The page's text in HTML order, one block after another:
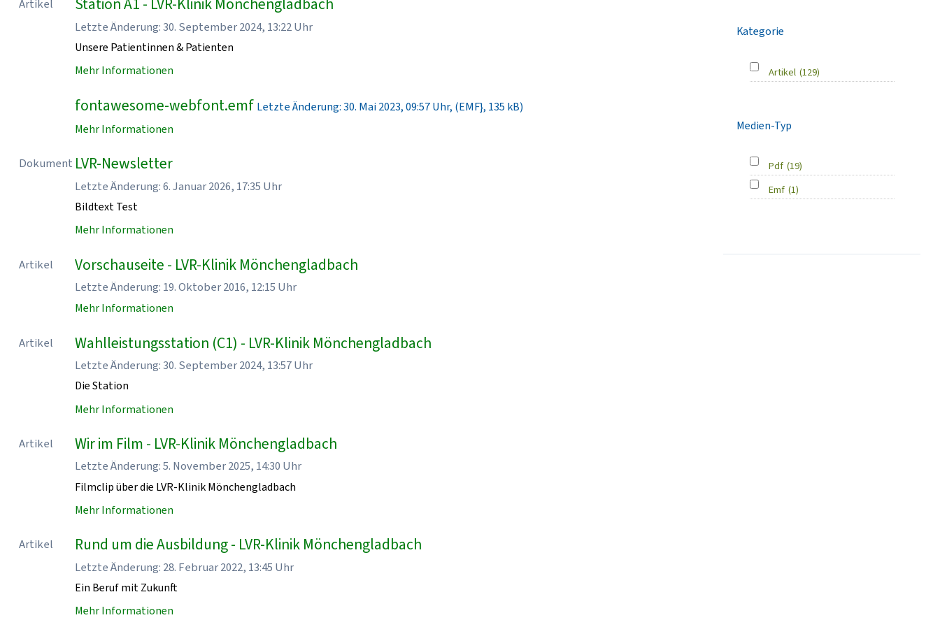
Artikel
Letzte Änderung: 30. September 2024, 13:22 Uhr
Unsere Patientinnen & Patienten
Mehr Informationen
fontawesome-webfont.emf Letzte Änderung: 30. Mai 2023, 09:57 Uhr, (EMF}, 135 kB)
Mehr Informationen
Dokument LVR-Newsletter
Letzte Änderung: 6. Januar 2026, 17:35 Uhr
Bildtext Test
Mehr Informationen
Artikel Vorschauseite - LVR-Klinik Mönchengladbach
Letzte Änderung: 19. Oktober 2016, 12:15 Uhr
Mehr Informationen
Artikel Wahlleistungsstation (C1) - LVR-Klinik Mönchengladbach
Letzte Änderung: 30. September 2024, 13:57 Uhr
Die Station
Mehr Informationen
Artikel Wir im Film - LVR-Klinik Mönchengladbach
Letzte Änderung: 5. November 2025, 14:30 Uhr
Filmclip über die LVR-Klinik Mönchengladbach
Mehr Informationen
Artikel Rund um die Ausbildung - LVR-Klinik Mönchengladbach
Letzte Änderung: 28. Februar 2022, 13:45 Uhr
Ein Beruf mit Zukunft
Mehr Informationen
Kategorie
Artikel (129)
Medien-Typ
Pdf (19)
Emf (1)